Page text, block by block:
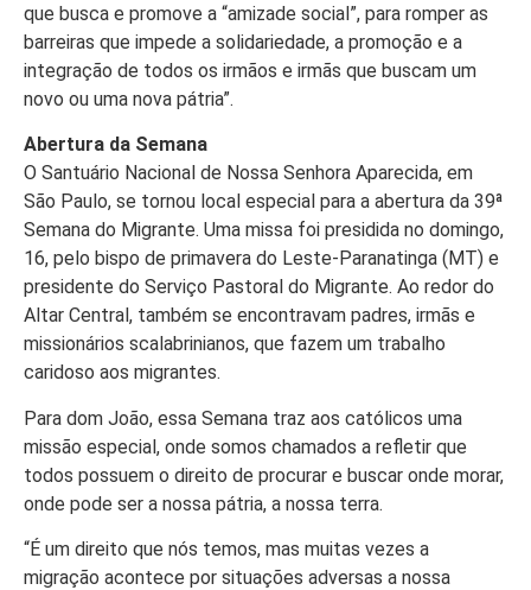
que busca e promove a “amizade social”, para romper as
barreiras que impede a solidariedade, a promoção e a
integração de todos os irmãos e irmãs que buscam um
novo ou uma nova pátria”.
Abertura da Semana
O Santuário Nacional de Nossa Senhora Aparecida, em
São Paulo, se tornou local especial para a abertura da 39ª
Semana do Migrante. Uma missa foi presidida no domingo,
16, pelo bispo de primavera do Leste-Paranatinga (MT) e
presidente do Serviço Pastoral do Migrante. Ao redor do
Altar Central, também se encontravam padres, irmãs e
missionários scalabrinianos, que fazem um trabalho
caridoso aos migrantes.
Para dom João, essa Semana traz aos católicos uma
missão especial, onde somos chamados a refletir que
todos possuem o direito de procurar e buscar onde morar,
onde pode ser a nossa pátria, a nossa terra.
“É um direito que nós temos, mas muitas vezes a
migração acontece por situações adversas a nossa